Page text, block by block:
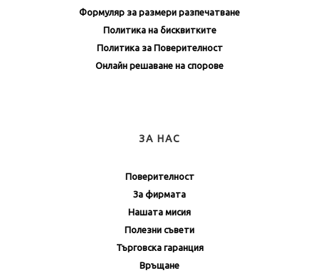
Формуляр за размери разпечатване
Политика на бисквитките
Политика за Поверителност
Онлайн решаване на спорове
ЗА НАС
Поверителност
За фирмата
Нашата мисия
Полезни съвети
Търговска гаранция
Връщане